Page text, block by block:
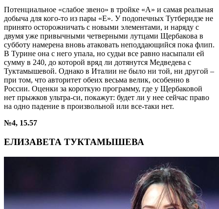
Потенциальное «слабое звено» в тройке «А» и самая реальная
добыча для кого-то из пары «Е». У подопечных Тутберидзе не
принято осторожничать с новыми элементами, и наряду с
двумя уже привычными четверными лутцами Щербакова в
субботу намерена вновь атаковать неподдающийся пока флип.
В Турине она с него упала, но судьи все равно насыпали ей
сумму в 240, до которой вряд ли дотянутся Медведева с
Туктамышевой. Однако в Италии не было ни той, ни другой –
при том, что авторитет обеих весьма велик, особенно в
России. Оценки за короткую программу, где у Щербаковой
нет прыжков ультра-си, покажут: будет ли у нее сейчас право
на одно падение в произвольной или все-таки нет.
№4, 15.57
ЕЛИЗАВЕТА ТУКТАМЫШЕВА